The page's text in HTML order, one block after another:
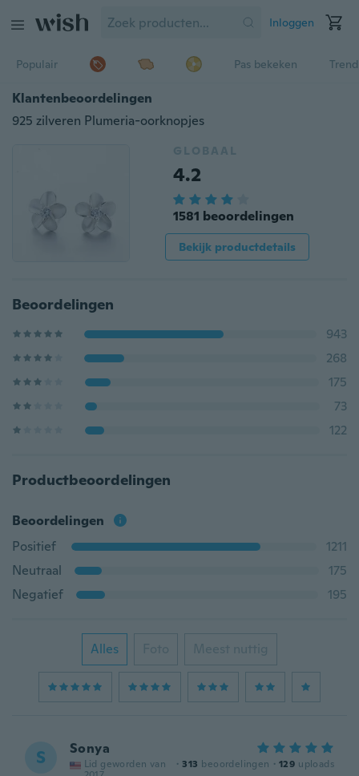
Inloggen
Populair Pas bekeken
Klantenbeoordelingen
925 zilveren Plumeria-oorknopjes
GLOBAAL
4.2
1581 beoordelingen
Bekijk productdetails
Beoordelingen
943
268
175
73
122
Productbeoordelingen
Beoordelingen
Positief
1211
Neutraal
175
Negatief
195
Alles Foto Meest nuttig
S Sonya
Lid geworden van
· 313 beoordelingen · 129 uploads